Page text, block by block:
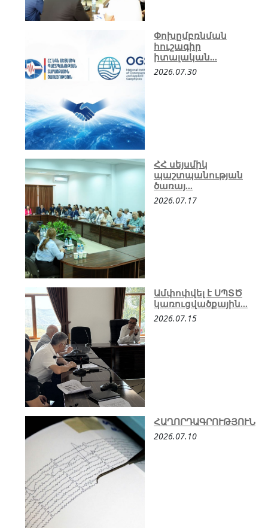
Փոխըմբռնման
հուշագիր
իտալական...
2026.07.30
ՀՀ սեյսմիկ
պաշտպանության
ծառայ...
2026.07.17
Ամփոփվել է ՍՊՏԾ
կառուցվածքային...
2026.07.15
ՀԱՂՈՐԴԱԳՐՈՒԹՅՈՒՆ
2026.07.10